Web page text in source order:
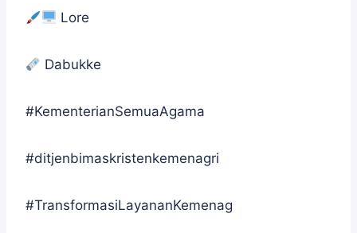
Lore
Dabukke
#KementerianSemuaAgama
#ditjenbimaskristenkemenagri
#TransformasiLayananKemenag